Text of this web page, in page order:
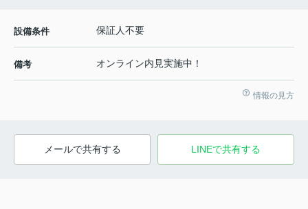
設備条件 保証人不要
備考 オンライン内見実施中！
情報の見方
メールで共有する LINEで共有する